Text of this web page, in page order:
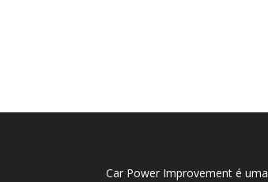
Car Power Improvement é uma